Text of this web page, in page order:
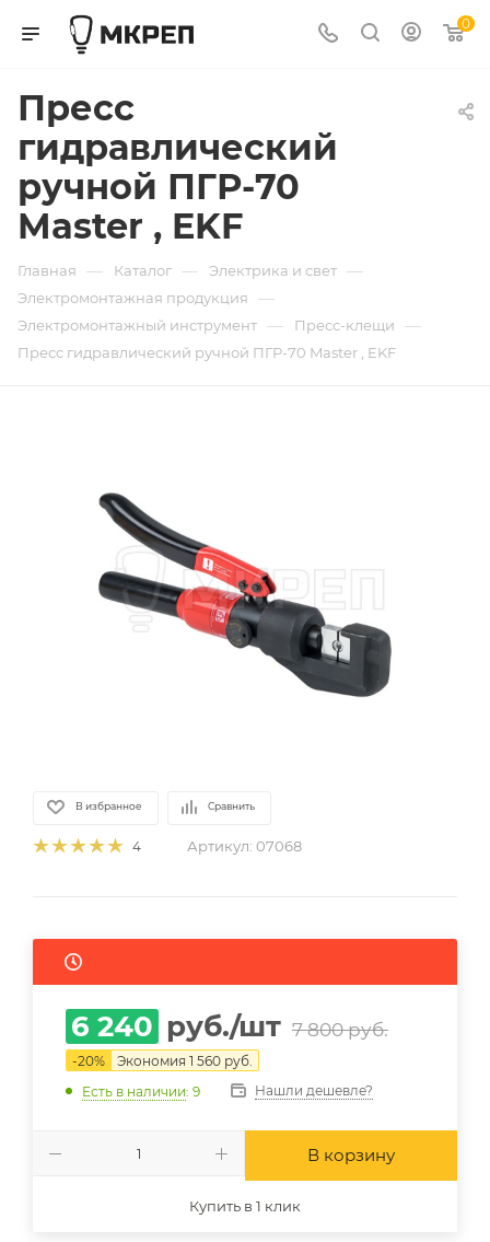
0
Пресс
гидравлический
ручной ПГР-70
Master , EKF
Главная — Каталог — Электрика и свет —
Электромонтажная продукция —
Электромонтажный инструмент — Пресс-клещи —
Пресс гидравлический ручной ПГР-70 Master , EKF
В избранное Сравнить
4 Артикул: 07068
6 240 руб./шт 7 800руб.
-20% Экономия 1 560 руб.
Есть в наличии: 9 Нашли дешевле?
В корзину
Купить в 1 клик